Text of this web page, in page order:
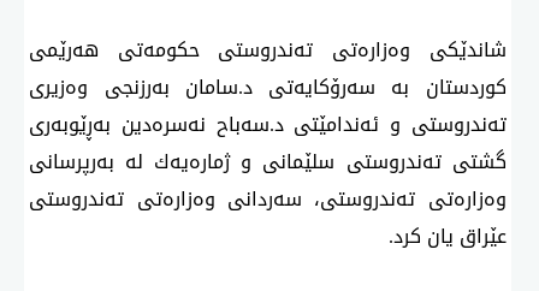
شاندێكی وەزارەتی تەندروستی حكومەتی هەرێمی
كوردستان بە سەرۆكایەتی د.سامان بەرزنجی وەزیری
تەندروستی و ئەندامێتی د.سەباح نەسرەدین بەڕێوبەری
گشتی تەندروستی سلێمانی و ژمارەیەك لە بەرپرسانی
وەزارەتی تەندروستی، سەردانی وەزارەتی تەندروستی
عێراق یان كرد.